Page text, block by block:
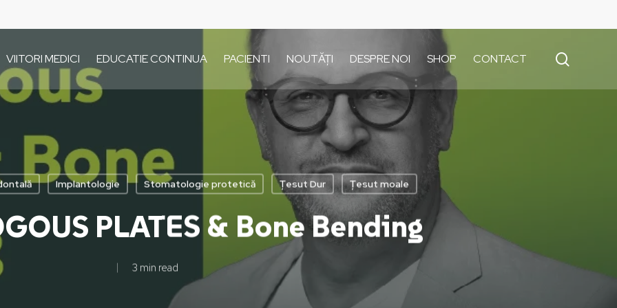
VIITORI MEDICI EDUCATIE CONTINUA PACIENTI NOUTĂȚI DESPRE NOI SHOP CONTACT
Implantologie Stomatologie protetică Țesut Dur Țesut moale
PLATES & Bone Bending
3 min read